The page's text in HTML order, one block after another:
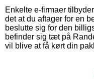
Enkelte e-firmaer
det at du aftager for en
beslutte sig for den
befinder sig tæt på
vil blive at få kørt din